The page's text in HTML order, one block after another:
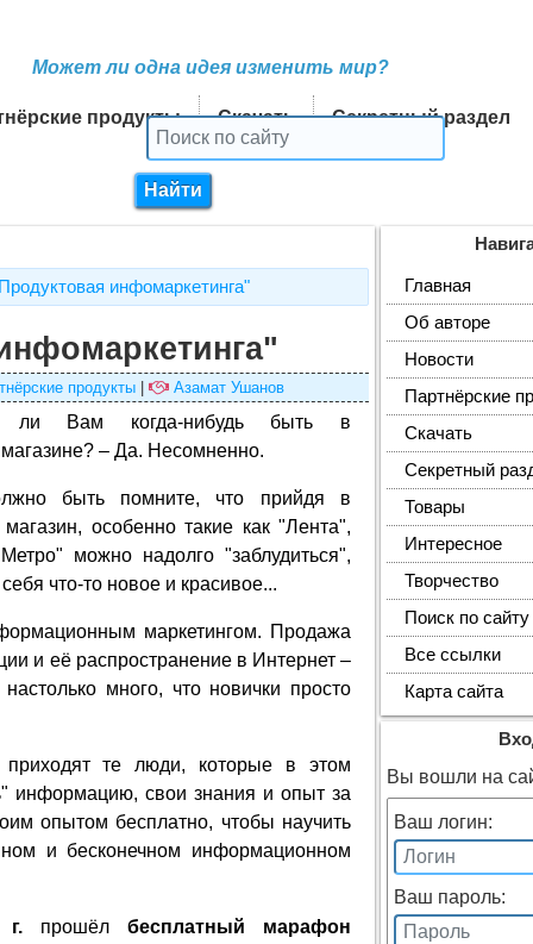
Может ли одна идея изменить мир?
продукты Скачать Секретный раздел
инфомаркетинга"
продукты Азамат Ушанов
ли Вам когда-нибудь быть в
– Да. Несомненно.
быть помните, что прийдя в
особенно такие как "Лента",
можно надолго "заблудиться",
что-то новое и красивое...
маркетингом. Продажа
и её распространение в Интернет –
много, что новички просто
те люди, которые в этом
информацию, свои знания и опыт за
опытом бесплатно, чтобы научить
и бесконечном информационном
прошёл бесплатный марафон
Главная
Об авторе
Новости
Партнёрские
Скачать
Секретный
Товары
Интересное
Творчество
Поиск по сайту
Все ссылки
Карта сайта
Вы вошли на
Ваш логин:
Ваш пароль: